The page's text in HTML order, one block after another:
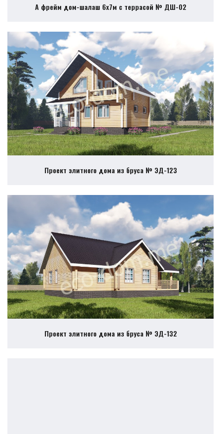
А фрейм дом-шалаш 6х7м с террасой № ДШ-02
Проект элитного дома из бруса № ЭД-123
Проект элитного дома из бруса № ЭД-132